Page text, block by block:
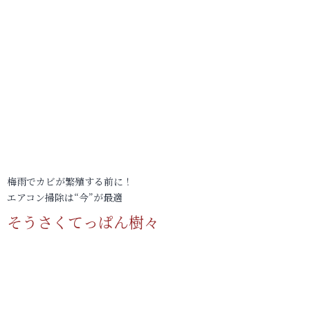
梅雨でカビが繁殖する前に！
エアコン掃除は“今”が最適
そうさくてっぱん樹々